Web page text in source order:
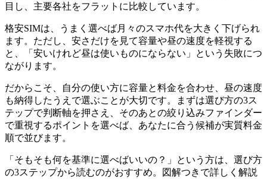
目し、主要各社をフラットに比較しています。
格安SIMは、うまく選べば月々のスマホ代を大きく下げられ
ます。ただし、安さだけを見て容量や昼の速度を軽視する
と、「安いけれど昼は使いものにならない」という失敗につ
ながります。
だからこそ、
自分の使い方に容量と料金を合わせ、昼の速度
も納得したうえで選ぶこと が大切です。まずは選び方の3ス
テップで判断軸を押さえ、そのあとの絞り込みファインダー
で重視するポイントを選べば、あなたに合う候補が実質料金
順で並びます。
「そもそも何を基準に選べばいいの？」という方は、 選び方
の3ステップから読むのがおすすめ。図解つきで詳しく解説